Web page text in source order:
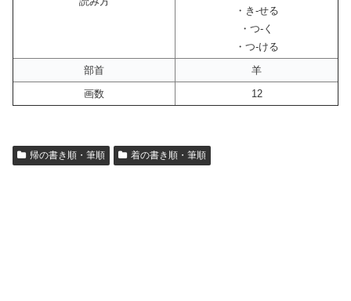
・き-せる
・つ-く
・つ-ける
部首
羊
画数
12
帰の書き順・筆順 着の書き順・筆順